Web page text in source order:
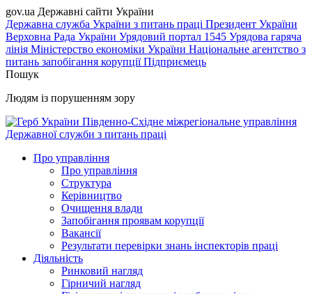
gov.ua Державні сайти України
Державна служба України з питань праці Президент України
Верховна Рада України Урядовий портал 1545 Урядова гаряча
лінія Міністерство економіки України Національне агентство з
питань запобігання корупціїПідприємець
Пошук
Людям із порушенням зору
Південно-Східне міжрегіональне управління
Державної служби з питань праці
Про управління
Про управління
Структура
Керівництво
Очищення влади
Запобігання проявам корупції
Вакансії
Результати перевірки знань інспекторів праці
Діяльність
Ринковий нагляд
Гірничий нагляд